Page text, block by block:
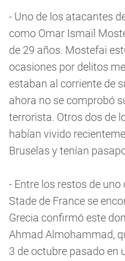
- Uno de los atacantes
como Omar Ismaïl
de 29 años. Mostefai
ocasiones por delitos
estaban al corriente de
ahora no se comprobó
terrorista. Otros dos de
habían vivido
Bruselas y tenían
- Entre los restos de
Stade de France se
Grecia confirmó este
Ahmad Almohammad,
3 de octubre pasado en